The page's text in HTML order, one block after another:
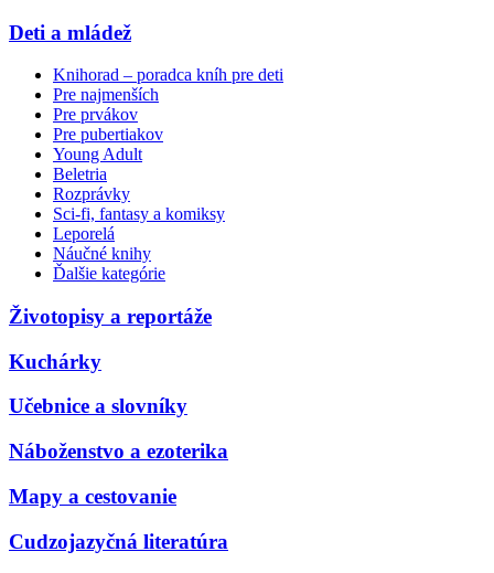
Deti a mládež
Knihorad – poradca kníh pre deti
Pre najmenších
Pre prvákov
Pre pubertiakov
Young Adult
Beletria
Rozprávky
Sci-fi, fantasy a komiksy
Leporelá
Náučné knihy
Ďalšie kategórie
Životopisy a reportáže
Kuchárky
Učebnice a slovníky
Náboženstvo a ezoterika
Mapy a cestovanie
Cudzojazyčná literatúra